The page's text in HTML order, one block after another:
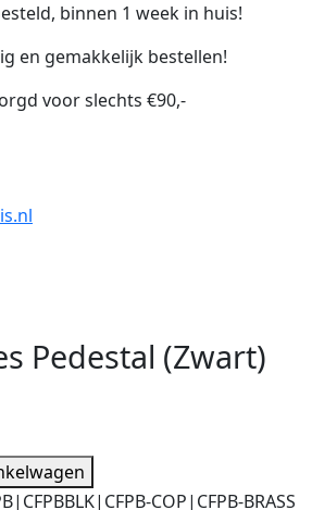
binnen 1 week in huis!
en gemakkelijk bestellen!
voor slechts €90,-
Pedestal (Zwart)
COP|CFPB-BRASS